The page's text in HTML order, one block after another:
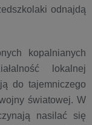
odnajdą
kopalnianych
lokalnej
do tajemniczego
światowej. W
nasilać się